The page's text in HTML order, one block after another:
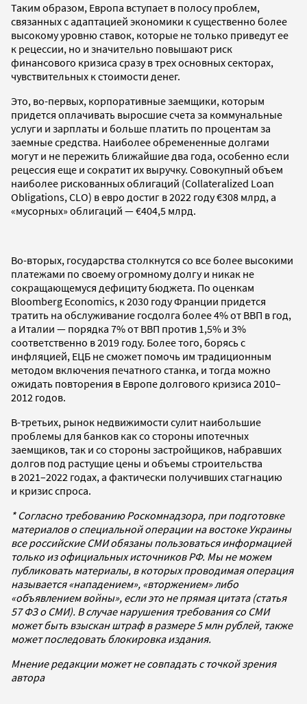
Таким образом, Европа вступает в полосу проблем,
связанных с адаптацией экономики к существенно более
высокому уровню ставок, которые не только приведут ее
к рецессии, но и значительно повышают риск
финансового кризиса сразу в трех основных секторах,
чувствительных к стоимости денег.
Это, во-первых, корпоративные заемщики, которым
придется оплачивать выросшие счета за коммунальные
услуги и зарплаты и больше платить по процентам за
заемные средства. Наиболее обремененные долгами
могут и не пережить ближайшие два года, особенно если
рецессия еще и сократит их выручку. Совокупный объем
наиболее рискованных облигаций (Collateralized Loan
Obligations, CLO) в евро достиг в 2022 году €308 млрд, а
«мусорных» облигаций — €404,5 млрд.
Во-вторых, государства столкнутся со все более высокими
платежами по своему огромному долгу и никак не
сокращающемуся дефициту бюджета. По оценкам
Bloomberg Economics, к 2030 году Франции придется
тратить на обслуживание госдолга более 4% от ВВП в год,
а Италии — порядка 7% от ВВП против 1,5% и 3%
соответственно в 2019 году. Более того, борясь с
инфляцией, ЕЦБ не сможет помочь им традиционным
методом включения печатного станка, и тогда можно
ожидать повторения в Европе долгового кризиса 2010–
2012 годов.
В-третьих, рынок недвижимости сулит наибольшие
проблемы для банков как со стороны ипотечных
заемщиков, так и со стороны застройщиков, набравших
долгов под растущие цены и объемы строительства
в 2021–2022 годах, а фактически получивших стагнацию
и кризис спроса.
* Согласно требованию Роскомнадзора, при подготовке
материалов о специальной операции на востоке Украины
все российские СМИ обязаны пользоваться информацией
только из официальных источников РФ. Мы не можем
публиковать материалы, в которых проводимая операция
называется «нападением», «вторжением» либо
«объявлением войны», если это не прямая цитата (статья
57 ФЗ о СМИ). В случае нарушения требования со СМИ
может быть взыскан штраф в размере 5 млн рублей, также
может последовать блокировка издания.
Мнение редакции может не совпадать с точкой зрения
автора